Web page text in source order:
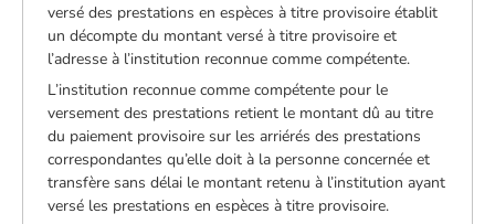
versé des prestations en espèces à titre provisoire établit
un décompte du montant versé à titre provisoire et
l’adresse à l’institution reconnue comme compétente.
L’institution reconnue comme compétente pour le
versement des prestations retient le montant dû au titre
du paiement provisoire sur les arriérés des prestations
correspondantes qu’elle doit à la personne concernée et
transfère sans délai le montant retenu à l’institution ayant
versé les prestations en espèces à titre provisoire.